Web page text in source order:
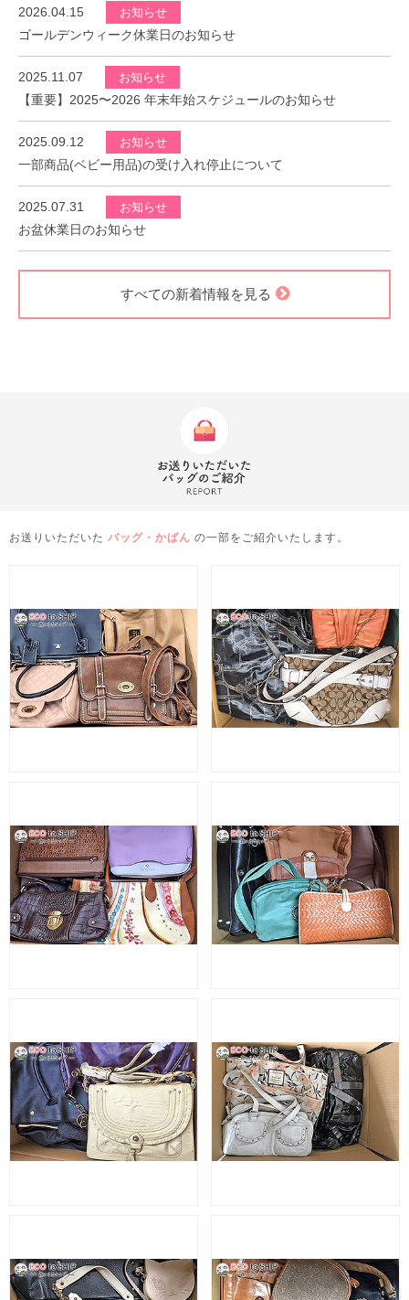
2026.04.15 お知らせ
ゴールデンウィーク休業日のお知らせ
2025.11.07 お知らせ
【重要】2025〜2026 年末年始スケジュールのお知らせ
2025.09.12 お知らせ
一部商品(ベビー用品)の受け入れ停止について
2025.07.31 お知らせ
お盆休業日のお知らせ
すべての新着情報を見る
お送りいただいた バッグ・かばん の一部をご紹介いたします。